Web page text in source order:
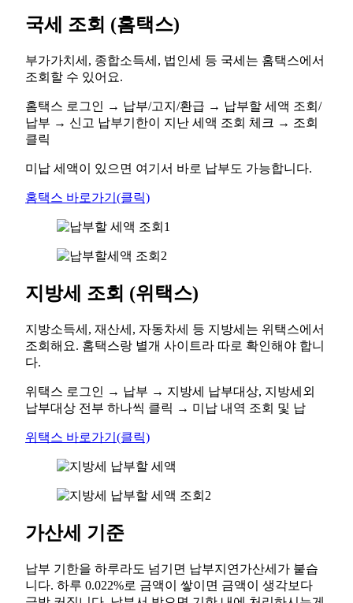
국세 조회 (홈택스)
부가가치세, 종합소득세, 법인세 등 국세는 홈택스에서
조회할 수 있어요.
홈택스 로그인 → 납부/고지/환급 → 납부할 세액 조회/
납부 → 신고 납부기한이 지난 세액 조회 체크 → 조회
클릭
미납 세액이 있으면 여기서 바로 납부도 가능합니다.
홈택스 바로가기(클릭)
지방세 조회 (위택스)
지방소득세, 재산세, 자동차세 등 지방세는 위택스에서
조회해요. 홈택스랑 별개 사이트라 따로 확인해야 합니
다.
위택스 로그인 → 납부 → 지방세 납부대상, 지방세외
납부대상 전부 하나씩 클릭 → 미납 내역 조회 및 납
위택스 바로가기(클릭)
가산세 기준
납부 기한을 하루라도 넘기면 납부지연가산세가 붙습
니다. 하루 0.022%로 금액이 쌓이면 금액이 생각보다